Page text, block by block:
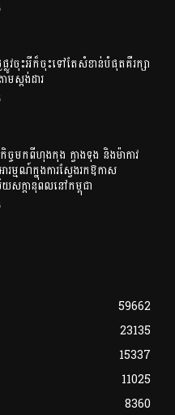
លូវចុះអីក៏ចុះទៅតែសំខាន់បំផុតគឺរក្សា
ស្តង់ដារ
ចមកពីហុងកុង ក្វាងទុង និងម៉ាកាវ
ម្មណ៍ក្នុងការស្វែងរកឱកាស
ក្តានុពលនៅកម្ពុជា
59662
23135
15337
11025
8360